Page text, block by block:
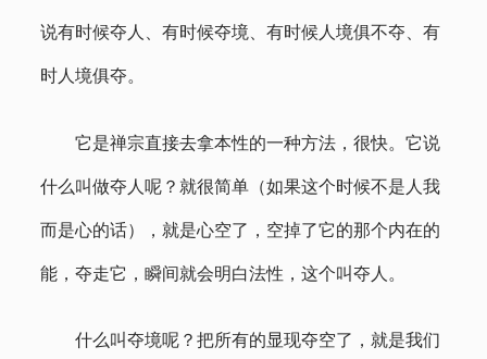
说有时候夺人、有时候夺境、有时候人境俱不夺、有
时人境俱夺。
它是禅宗直接去拿本性的一种方法，很快。它说
什么叫做夺人呢？就很简单（如果这个时候不是人我
而是心的话），就是心空了，空掉了它的那个内在的
能，夺走它，瞬间就会明白法性，这个叫夺人。
什么叫夺境呢？把所有的显现夺空了，就是我们